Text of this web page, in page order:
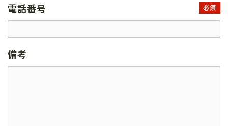
電話番号 必須
備考